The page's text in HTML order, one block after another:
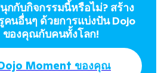
กับกิจกรรมนี้หรือไม่? สร้าง
คนอื่นๆ ด้วยการแบ่งปัน Dojo
องคุณกับคนทั้งโลก!
Moment ของคุณ